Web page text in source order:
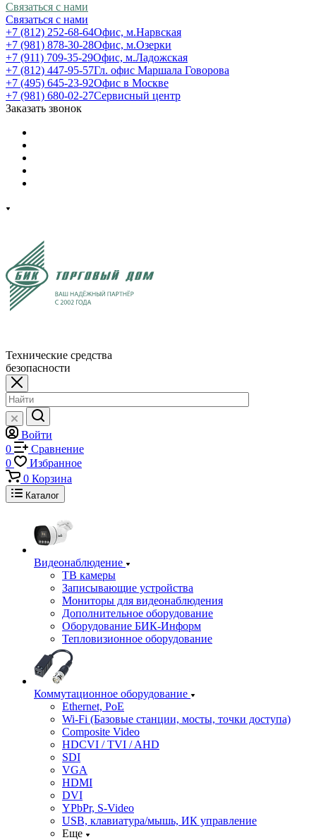
Связаться с нами
Связаться с нами
+7 (812) 252-68-64Офис, м.Нарвская
+7 (981) 878-30-28Офис, м.Озерки
+7 (911) 709-35-29Офис, м.Ладожская
+7 (812) 447-95-57Гл. офис Маршала Говорова
+7 (495) 645-23-92Офис в Москве
+7 (981) 680-02-27Сервисный центр
Заказать звонок
Технические средства
безопасности
Войти
0
Сравнение
0
Избранное
0 Корзина
Каталог
Видеонаблюдение
ТВ камеры
Записывающие устройства
Мониторы для видеонаблюдения
Дополнительное оборудование
Оборудование БИК-Информ
Тепловизионное оборудование
Коммутационное оборудование
Ethernet, PoE
Wi-Fi (Базовые станции, мосты, точки доступа)
Composite Video
HDCVI / TVI / AHD
SDI
VGA
HDMI
DVI
YPbPr, S-Video
USB, клавиатура/мышь, ИК управление
Еще